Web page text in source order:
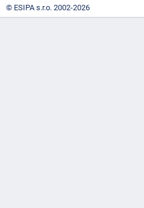
© ESIPA s.r.o. 2002-2026